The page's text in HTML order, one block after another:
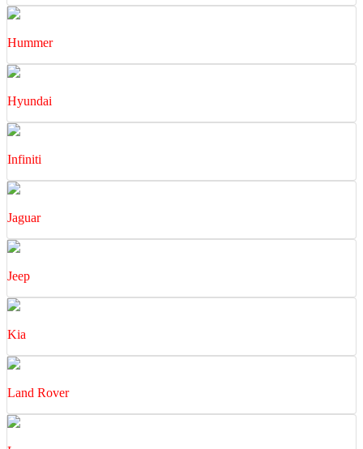
Hummer
Hyundai
Infiniti
Jaguar
Jeep
Kia
Land Rover